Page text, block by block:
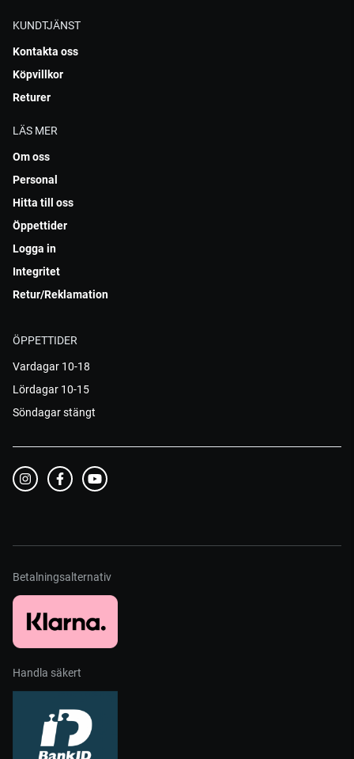
KUNDTJÄNST
Kontakta oss
Köpvillkor
Returer
LÄS MER
Om oss
Personal
Hitta till oss
Öppettider
Logga in
Integritet
Retur/Reklamation
ÖPPETTIDER
Vardagar 10-18
Lördagar 10-15
Söndagar stängt
Betalningsalternativ
Handla säkert